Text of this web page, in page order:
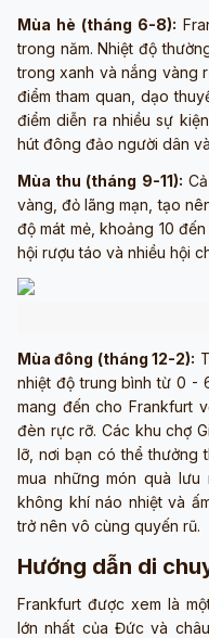
Mùa hè (tháng 6-8):
trong năm. Nhiệt độ
trong xanh và nắng vàng
điểm tham quan, dạo
điểm diễn ra nhiều sự
hút đông đảo người dân
Mùa thu (tháng 9-11):
vàng, đỏ lãng mạn, tạo
độ mát mẻ, khoảng 10
hội rượu táo và nhiều hội
Mùa đông (tháng 12-2):
nhiệt độ trung bình từ 0 -
mang đến cho Frankfurt
đèn rực rỡ. Các khu chợ
lỡ, nơi bạn có thể thưởng
mua những món quà lưu
không khí náo nhiệt và
trở nên vô cùng quyến rũ.
Hướng dẫn di
Frankfurt được xem là
lớn nhất của Đức và